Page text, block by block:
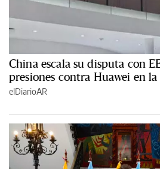
China escala su disputa con
presiones contra Huawei en
elDiarioAR